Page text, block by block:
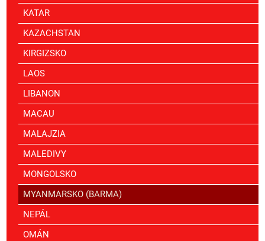
KATAR
KAZACHSTAN
KIRGIZSKO
LAOS
LIBANON
MACAU
MALAJZIA
MALEDIVY
MONGOLSKO
MYANMARSKO (BARMA)
NEPÁL
OMÁN